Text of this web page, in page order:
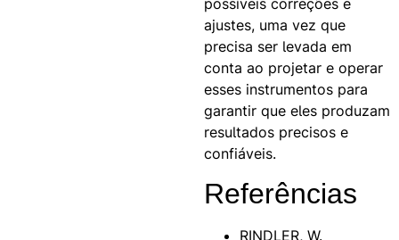
ajustes, uma vez que
precisa ser levada em
conta ao projetar e operar
esses instrumentos para
garantir que eles produzam
resultados precisos e
confiáveis.
Referências
RINDLER, W.